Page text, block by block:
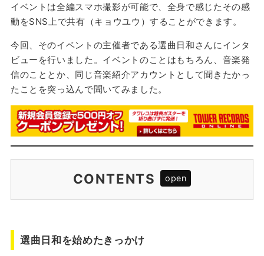
イベントは全編スマホ撮影が可能で、全身で感じたその感
動をSNS上で共有（キョウユウ）することができます。
今回、そのイベントの主催者である選曲日和さんにインタ
ビューを行いました。イベントのことはもちろん、音楽発
信のこととか、同じ音楽紹介アカウントとして聞きたかっ
たことを突っ込んで聞いてみました。
CONTENTS
音楽紹介アカウントクロストーク
選曲日和を始めたきっかけ